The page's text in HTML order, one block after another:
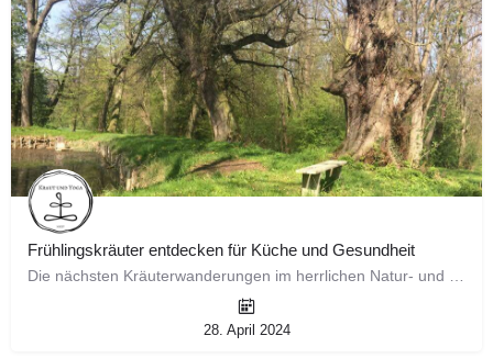
Frühlingskräuter entdecken für Küche und Gesundheit
28. April 2024